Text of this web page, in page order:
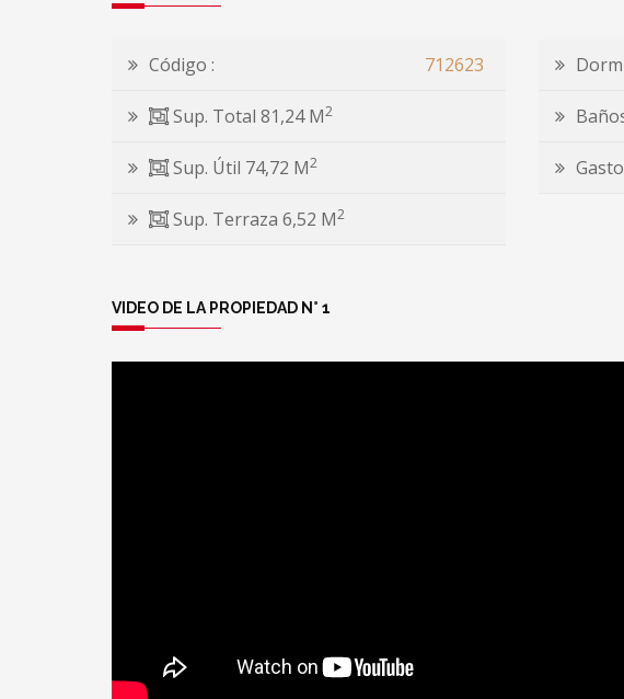
Código : 712623
Sup. Total 81,24 M2
Sup. Útil 74,72 M2
Sup. Terraza 6,52 M2
VIDEO DE LA PROPIEDAD N° 1